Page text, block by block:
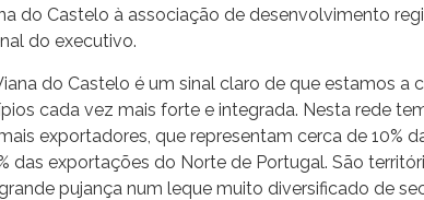
do Castelo à associação de desenvolvimento
do executivo.
do Castelo é um sinal claro de que estamos a
cada vez mais forte e integrada. Nesta rede
exportadores, que representam cerca de 10%
das exportações do Norte de Portugal. São
pujança num leque muito diversificado de